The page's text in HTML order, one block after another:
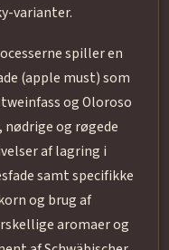
varianter.
spiller en
(apple must) som
og Oloroso
og røgede
af lagring i
samt specifikke
og brug af
aromaer og